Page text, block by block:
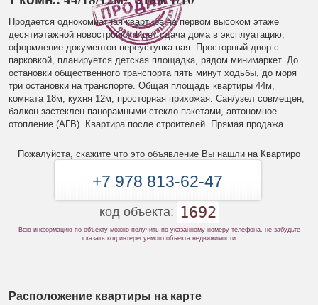
Продается однокомнатная квартира на первом высоком этаже
десятиэтажной новостройки. Идет сдача дома в эксплуатацию,
оформление документов переуступка пая. Просторный двор с
парковкой, планируется детская площадка, рядом минимаркет. До
остановки общественного транспорта пять минут ходьбы, до моря
три остановки на транспорте. Общая площадь квартиры 44м,
комната 18м, кухня 12м, просторная прихожая. Сан/узел совмещен,
балкон застеклен панорамными стекло-пакетами, автономное
отопление (АГВ). Квартира после строителей. Прямая продажа.
Пожалуйста, скажите что это объявление Вы нашли на Квартиро
+7 978 813-62-47
код объекта: 1692
Всю информацию по объекту можно получить по указанному номеру телефона, не забудьте
сказать код интересуемого объекта недвижимости
Расположение квартиры на карте